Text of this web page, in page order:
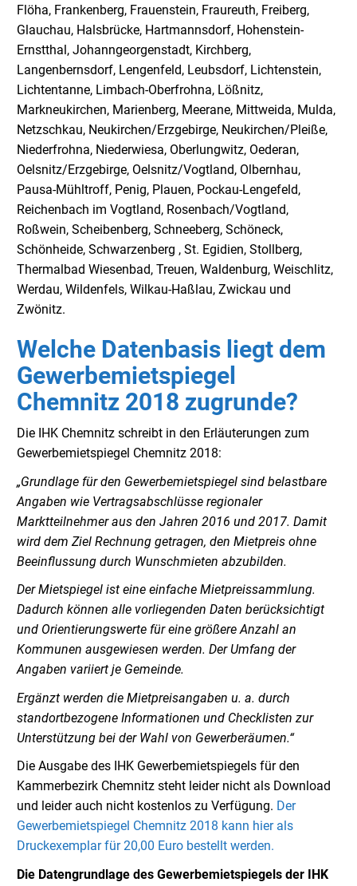
Flöha, Frankenberg, Frauenstein, Fraureuth, Freiberg,
Glauchau, Halsbrücke, Hartmannsdorf, Hohenstein-
Ernstthal, Johanngeorgenstadt, Kirchberg,
Langenbernsdorf, Lengenfeld, Leubsdorf, Lichtenstein,
Lichtentanne, Limbach-Oberfrohna, Lößnitz,
Markneukirchen, Marienberg, Meerane, Mittweida, Mulda,
Netzschkau, Neukirchen/Erzgebirge, Neukirchen/Pleiße,
Niederfrohna, Niederwiesa, Oberlungwitz, Oederan,
Oelsnitz/Erzgebirge, Oelsnitz/Vogtland, Olbernhau,
Pausa-Mühltroff, Penig, Plauen, Pockau-Lengefeld,
Reichenbach im Vogtland, Rosenbach/Vogtland,
Roßwein, Scheibenberg, Schneeberg, Schöneck,
Schönheide, Schwarzenberg , St. Egidien, Stollberg,
Thermalbad Wiesenbad, Treuen, Waldenburg, Weischlitz,
Werdau, Wildenfels, Wilkau-Haßlau, Zwickau und
Zwönitz.
Welche Datenbasis liegt dem
Gewerbemietspiegel
Chemnitz 2018 zugrunde?
Die IHK Chemnitz schreibt in den Erläuterungen zum
Gewerbemietspiegel Chemnitz 2018:
„Grundlage für den Gewerbemietspiegel sind belastbare
Angaben wie Vertragsabschlüsse regionaler
Marktteilnehmer aus den Jahren 2016 und 2017. Damit
wird dem Ziel Rechnung getragen, den Mietpreis ohne
Beeinflussung durch Wunschmieten abzubilden.
Der Mietspiegel ist eine einfache Mietpreissammlung.
Dadurch können alle vorliegenden Daten berücksichtigt
und Orientierungswerte für eine größere Anzahl an
Kommunen ausgewiesen werden. Der Umfang der
Angaben variiert je Gemeinde.
Ergänzt werden die Mietpreisangaben u. a. durch
standortbezogene Informationen und Checklisten zur
Unterstützung bei der Wahl von Gewerberäumen.“
Die Ausgabe des IHK Gewerbemietspiegels für den
Kammerbezirk Chemnitz steht leider nicht als Download
und leider auch nicht kostenlos zu Verfügung. Der
Gewerbemietspiegel Chemnitz 2018 kann hier als
Druckexemplar für 20,00 Euro bestellt werden.
Die Datengrundlage des Gewerbemietspiegels der IHK